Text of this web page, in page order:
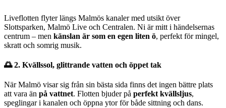
Liveflotten flyter längs Malmös kanaler med utsikt över
Slottsparken, Malmö Live och Centralen. Ni är mitt i händelsernas
centrum – men känslan är som en egen liten ö, perfekt för mingel,
skratt och somrig musik.
🌅 2. Kvällssol, glittrande vatten och öppet tak
När Malmö visar sig från sin bästa sida finns det ingen bättre plats
att vara än på vattnet. Flotten bjuder på perfekt kvällsljus,
speglingar i kanalen och öppna ytor för både sittning och dans.